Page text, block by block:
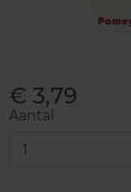
€ 3,79
Aantal
1